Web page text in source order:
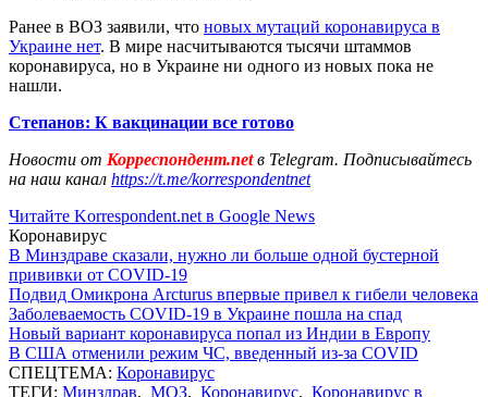
Ранее в ВОЗ заявили, что новых мутаций коронавируса в
Украине нет. В мире насчитываются тысячи штаммов
коронавируса, но в Украине ни одного из новых пока не
нашли.
Степанов: К вакцинации все готово
Новости от Корреспондент.netв Telegram. Подписывайтесь
на наш канал https://t.me/korrespondentnet
Читайте Korrespondent.net в Google News
Коронавирус
В Минздраве сказали, нужно ли больше одной бустерной
прививки от COVID-19
Подвид Омикрона Arcturus впервые привел к гибели человека
Заболеваемость COVID-19 в Украине пошла на спад
Новый вариант коронавируса попал из Индии в Европу
В США отменили режим ЧС, введенный из-за COVID
СПЕЦТЕМА: Коронавирус
ТЕГИ: Минздрав, МОЗ, Коронавирус, Коронавирус в